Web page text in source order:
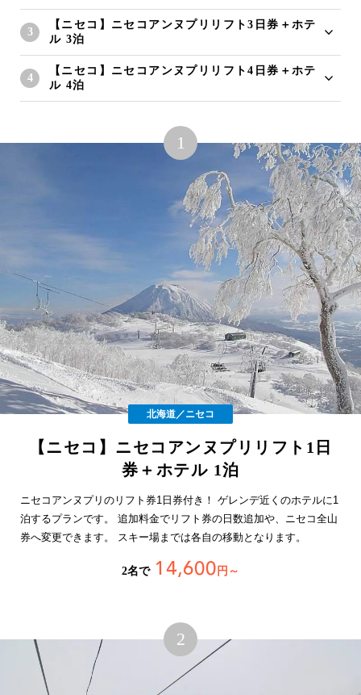
【ニセコ】ニセコアンヌプリリフト3日券＋ホテ
ル 3泊
【ニセコ】ニセコアンヌプリリフト4日券＋ホテ
ル 4泊
北海道／ニセコ
【ニセコ】ニセコアンヌプリリフト1日
券＋ホテル 1泊
ニセコアンヌプリのリフト券1日券付き！ ゲレンデ近くのホテルに1
泊するプランです。 追加料金でリフト券の日数追加や、ニセコ全山
券へ変更できます。 スキー場までは各自の移動となります。
2名で 14,600 円～